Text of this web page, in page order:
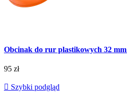
Obcinak do rur plastikowych 32
95 zł
 Szybki podgląd